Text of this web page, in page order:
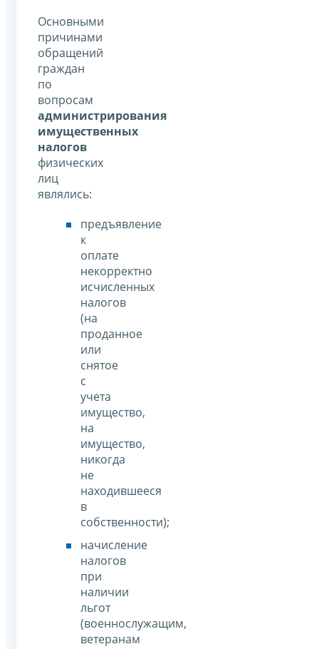
Основными
причинами
обращений
граждан
по
вопросам
администрирования
имущественных
налогов
физических
лиц
являлись:
предъявление
к
оплате
некорректно
исчисленных
налогов
(на
проданное
или
снятое
с
учета
имущество,
на
имущество,
никогда
не
находившееся
в
собственности);
начисление
налогов
при
наличии
льгот
(военнослужащим,
ветеранам